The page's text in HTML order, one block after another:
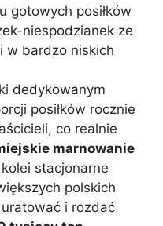
gotowych posiłków
niespodzianek ze
w bardzo niskich
dedykowanym
posiłków rocznie
co realnie
marnowanie
stacjonarne
polskich
i rozdać